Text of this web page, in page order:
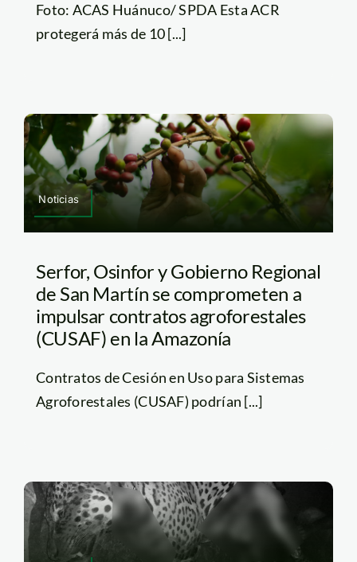
Foto: ACAS Huánuco/ SPDA Esta ACR
protegerá más de 10 [...]
Noticias
Serfor, Osinfor y Gobierno Regional
de San Martín se comprometen a
impulsar contratos agroforestales
(CUSAF) en la Amazonía
Contratos de Cesión en Uso para Sistemas
Agroforestales (CUSAF) podrían [...]